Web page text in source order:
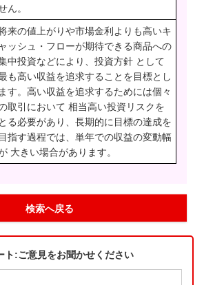
ん。
来の値上がりや市場金利よりも高いキ
ャッシュ・フローが期待できる商品への
中投資などにより、投資方針 として
も高い収益を追求することを目標とし
ます。高い収益を追求するためには個々
取引において 相当高い投資リスクを
とる必要があり、長期的に目標の達成を
目指す過程では、単年での収益の変動幅
大きい場合があります。
検索へ戻る
ト:ご意見をお聞かせください